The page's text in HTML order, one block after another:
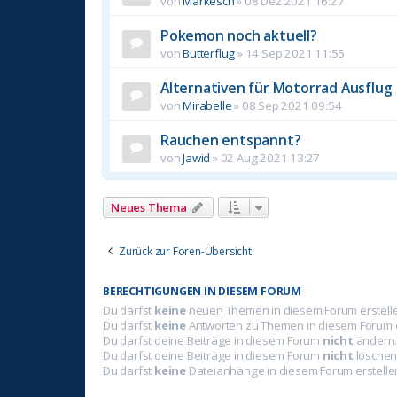
Pokemon noch aktuell?
vonButterflug» 14 Sep 2021 11:55
Alternativen für Motorrad Ausflug
vonMirabelle» 08 Sep 2021 09:54
Rauchen entspannt?
vonJawid » 02 Aug 2021 13:27
Neues Thema
Zurück zur Foren-Übersicht
BERECHTIGUNGEN IN DIESEM FORUM
Du darfst keine neuen Themen in diesem Forum
Du darfst keineAntworten zu Themen in diesem Forum
Du darfst deine Beiträge in diesem Forum nicht ändern.
Du darfst deine Beiträge in diesem Forum nicht
Du darfst keine Dateianhänge in diesem Forum